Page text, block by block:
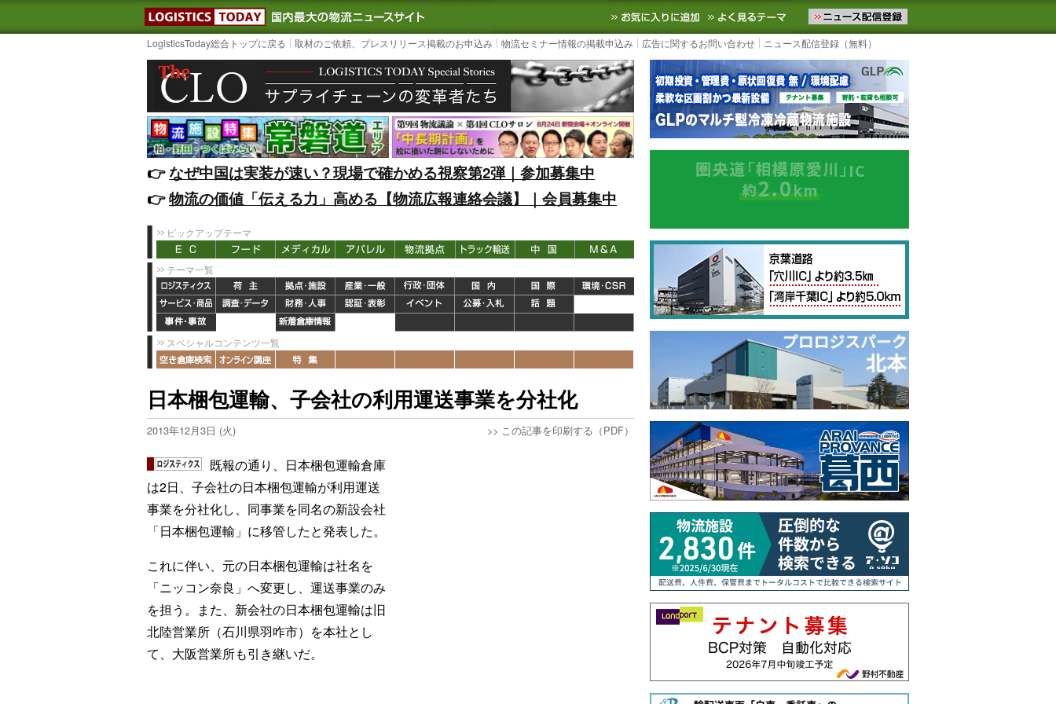
LOGISTICS TODAY｜国内最大の物流ニュースサイト3PL, SCMなど国内外の最新の物流ニュースをお届けします。物流ニュースメール配信を登録す
お気に入りに追加 よく見るテーマ
LogisticsToday総合トップに戻る 取材のご依頼、プレスリリース掲載のお申込み 物流セミナー情報の掲載申込み 広告に関するお問い合わせ ニュース配信登録（無料）
👉️なぜ中国は実装が速い？現場で確かめる視察第2弾｜参加募集中
👉️物流の価値「伝える力」高める【物流広報連絡会議】｜会員募集中
ピックアップテーマ
テーマ一覧
スペシャルコンテンツ一覧
日本梱包運輸、子会社の利用運送事業を分社化
2013年12月3日 (火) >> この記事を印刷する（PDF）
既報の通り、日本梱包運輸倉庫
は2日、子会社の日本梱包運輸が利用運送
事業を分社化し、同事業を同名の新設会社
「日本梱包運輸」に移管したと発表した。
これに伴い、元の日本梱包運輸は社名を
「ニッコン奈良」へ変更し、運送事業のみ
を担う。また、新会社の日本梱包運輸は旧
北陸営業所（石川県羽咋市）を本社とし
て、大阪営業所も引き継いだ。